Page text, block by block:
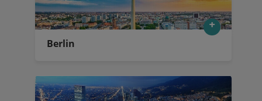
Berlin